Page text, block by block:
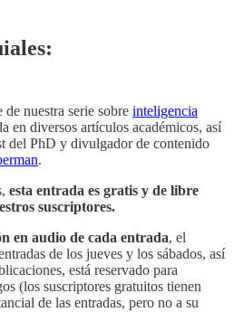
de nuestra serie sobre inteligencia
en diversos artículos académicos, así
del PhD y divulgador de contenido
.
esta entrada es gratis y de libre
suscriptores.
en audio de cada entrada, el
de los jueves y los sábados, así
está reservado para
(los suscriptores gratuitos tienen
de las entradas, pero no a su